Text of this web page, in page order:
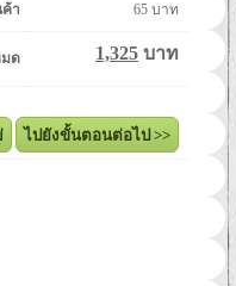
า 65 บาท
มด 1,325 บาท